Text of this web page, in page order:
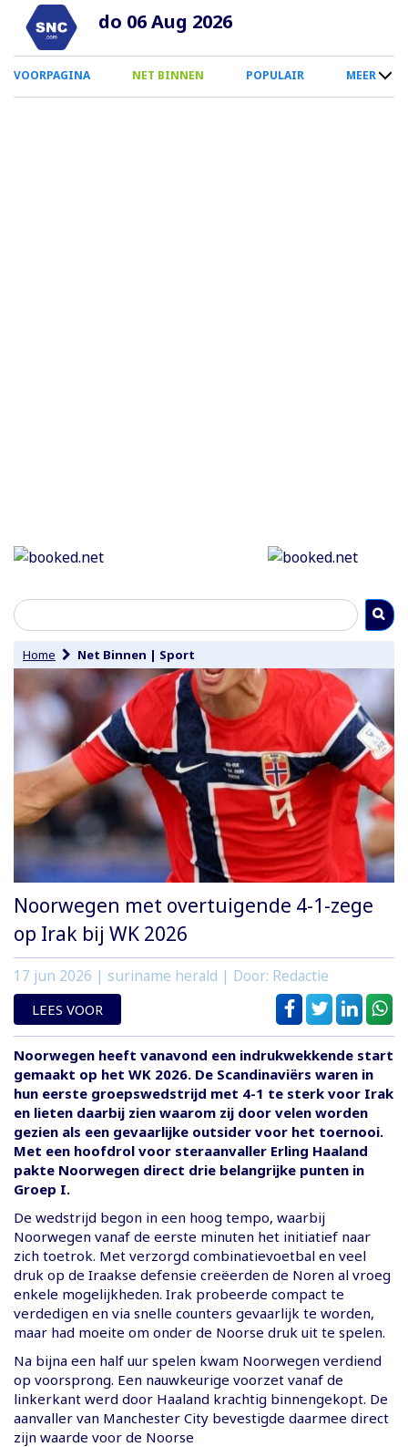
Overslaan
naar
inhoud
do 06 Aug 2026
0
Smartphone
VOORPAGINA NET BINNEN POPULAIR MEER
Home Net Binnen | Sport
Noorwegen met overtuigende 4-1-zege
op Irak bij WK 2026
17 jun 2026 | suriname herald | Door: Redactie
LEES VOOR
Noorwegen heeft vanavond een indrukwekkende start
gemaakt op het WK 2026. De Scandinaviërs waren in
hun eerste groepswedstrijd met 4-1 te sterk voor Irak
en lieten daarbij zien waarom zij door velen worden
gezien als een gevaarlijke outsider voor het toernooi.
Met een hoofdrol voor steraanvaller Erling Haaland
pakte Noorwegen direct drie belangrijke punten in
Groep I.
De wedstrijd begon in een hoog tempo, waarbij
Noorwegen vanaf de eerste minuten het initiatief naar
zich toetrok. Met verzorgd combinatievoetbal en veel
druk op de Iraakse defensie creëerden de Noren al vroeg
enkele mogelijkheden. Irak probeerde compact te
verdedigen en via snelle counters gevaarlijk te worden,
maar had moeite om onder de Noorse druk uit te spelen.
Na bijna een half uur spelen kwam Noorwegen verdiend
op voorsprong. Een nauwkeurige voorzet vanaf de
linkerkant werd door Haaland krachtig binnengekopt. De
aanvaller van Manchester City bevestigde daarmee direct
zijn waarde voor de Noorse